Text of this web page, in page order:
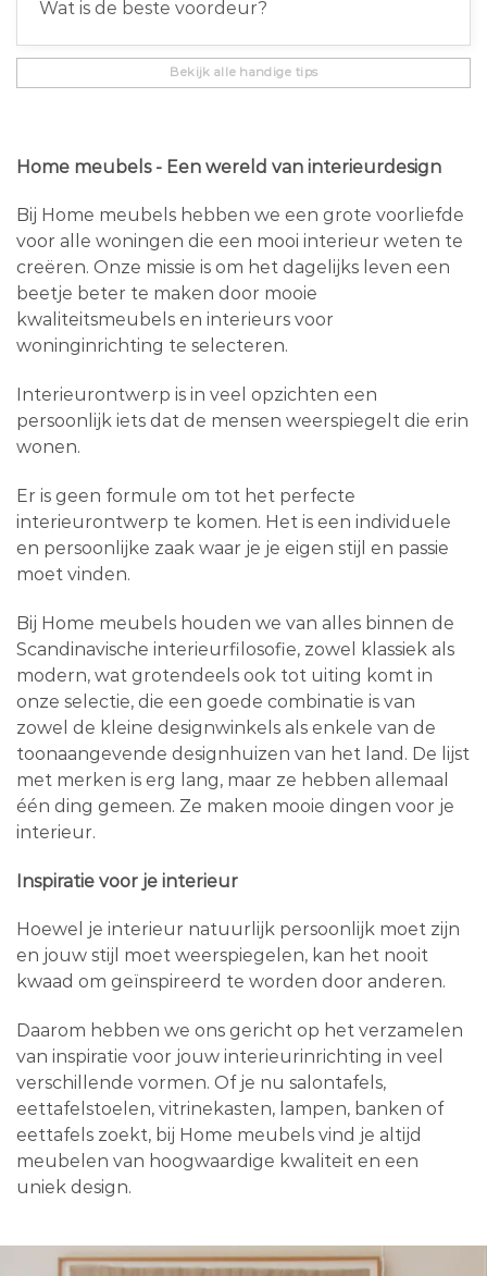
Wat is de beste voordeur?
Bekijk alle handige tips
Home meubels - Een wereld van interieurdesign
Bij Home meubels hebben we een grote voorliefde
voor alle woningen die een mooi interieur weten te
creëren. Onze missie is om het dagelijks leven een
beetje beter te maken door mooie
kwaliteitsmeubels en interieurs voor
woninginrichting te selecteren.
Interieurontwerp is in veel opzichten een
persoonlijk iets dat de mensen weerspiegelt die erin
wonen.
Er is geen formule om tot het perfecte
interieurontwerp te komen. Het is een individuele
en persoonlijke zaak waar je je eigen stijl en passie
moet vinden.
Bij Home meubels houden we van alles binnen de
Scandinavische interieurfilosofie, zowel klassiek als
modern, wat grotendeels ook tot uiting komt in
onze selectie, die een goede combinatie is van
zowel de kleine designwinkels als enkele van de
toonaangevende designhuizen van het land. De lijst
met merken is erg lang, maar ze hebben allemaal
één ding gemeen. Ze maken mooie dingen voor je
interieur.
Inspiratie voor je interieur
Hoewel je interieur natuurlijk persoonlijk moet zijn
en jouw stijl moet weerspiegelen, kan het nooit
kwaad om geïnspireerd te worden door anderen.
Daarom hebben we ons gericht op het verzamelen
van inspiratie voor jouw interieurinrichting in veel
verschillende vormen. Of je nu salontafels,
eettafelstoelen, vitrinekasten, lampen, banken of
eettafels zoekt, bij Home meubels vind je altijd
meubelen van hoogwaardige kwaliteit en een
uniek design.